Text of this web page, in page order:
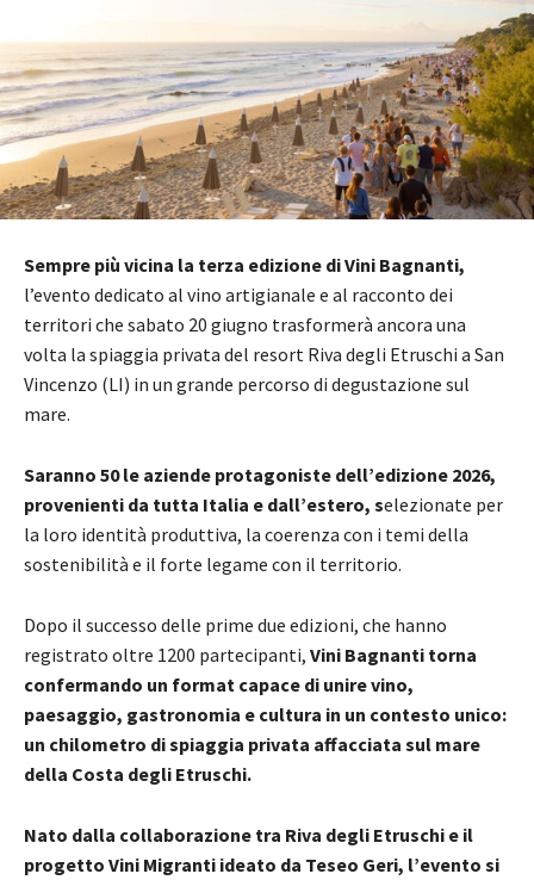
Sempre più vicina la terza edizione di Vini Bagnanti,
l’evento dedicato al vino artigianale e al racconto dei
territori che sabato 20 giugno trasformerà ancora una
volta la spiaggia privata del resort Riva degli Etruschi a San
Vincenzo (LI) in un grande percorso di degustazione sul
mare.
Saranno 50 le aziende protagoniste dell’edizione 2026,
provenienti da tutta Italia e dall’estero, selezionate per
la loro identità produttiva, la coerenza con i temi della
sostenibilità e il forte legame con il territorio.
Dopo il successo delle prime due edizioni, che hanno
registrato oltre 1200 partecipanti, Vini Bagnanti torna
confermando un format capace di unire vino,
paesaggio, gastronomia e cultura in un contesto unico:
un chilometro di spiaggia privata affacciata sul mare
della Costa degli Etruschi.
Nato dalla collaborazione tra Riva degli Etruschi e il
progetto Vini Migranti ideato da Teseo Geri, l’evento si